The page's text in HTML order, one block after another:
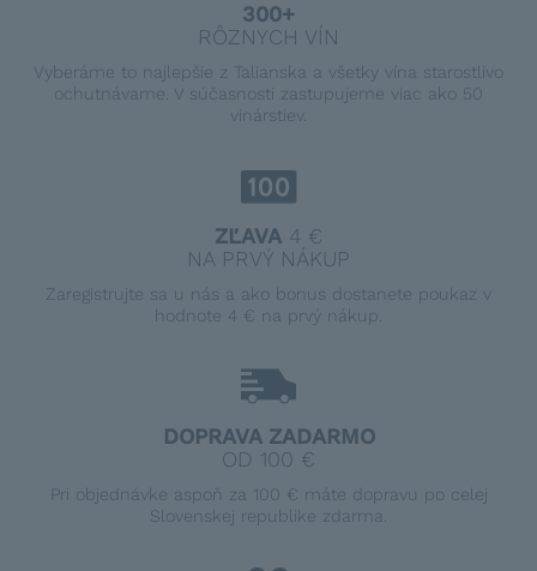
300+
RÔZNYCH VÍN
Vyberáme to najlepšie z Talianska a všetky vína starostlivo
ochutnávame. V súčasnosti zastupujeme viac ako 50
vinárstiev.
ZĽAVA 4 €
NA PRVÝ NÁKUP
Zaregistrujte sa u nás a ako bonus dostanete poukaz v
hodnote 4 € na prvý nákup.
DOPRAVA ZADARMO
OD 100 €
Pri objednávke aspoň za 100 € máte dopravu po celej
Slovenskej republike zdarma.